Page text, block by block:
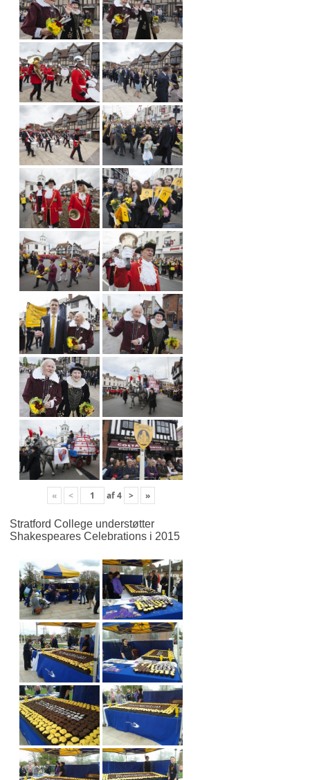
« < af4 > »
Stratford College understøtter
Shakespeares Celebrations i 2015